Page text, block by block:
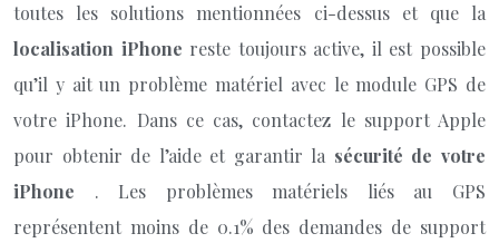
toutes les solutions mentionnées ci-dessus et que la
localisation iPhone reste toujours active, il est possible
qu’il y ait un problème matériel avec le module GPS de
votre iPhone. Dans ce cas, contactez le support Apple
pour obtenir de l’aide et garantir la sécurité de votre
iPhone . Les problèmes matériels liés au GPS
représentent moins de 0.1% des demandes de support